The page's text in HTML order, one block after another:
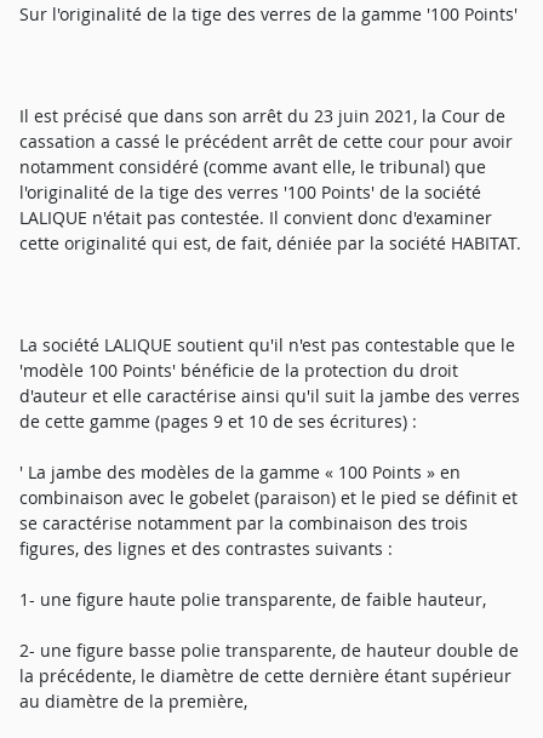
Sur l'originalité de la tige des verres de la gamme '100 Points'
Il est précisé que dans son arrêt du 23 juin 2021, la Cour de
cassation a cassé le précédent arrêt de cette cour pour avoir
notamment considéré (comme avant elle, le tribunal) que
l'originalité de la tige des verres '100 Points' de la société
LALIQUE n'était pas contestée. Il convient donc d'examiner
cette originalité qui est, de fait, déniée par la société HABITAT.
La société LALIQUE soutient qu'il n'est pas contestable que le
'modèle 100 Points' bénéficie de la protection du droit
d'auteur et elle caractérise ainsi qu'il suit la jambe des verres
de cette gamme (pages 9 et 10 de ses écritures) :
' La jambe des modèles de la gamme « 100 Points » en
combinaison avec le gobelet (paraison) et le pied se définit et
se caractérise notamment par la combinaison des trois
figures, des lignes et des contrastes suivants :
1- une figure haute polie transparente, de faible hauteur,
2- une figure basse polie transparente, de hauteur double de
la précédente, le diamètre de cette dernière étant supérieur
au diamètre de la première,